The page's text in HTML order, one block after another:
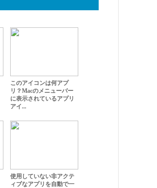
このアイコンは何アプ
リ？Macのメニューバー
に表示されているアプリ
アイ...
使用していない非アクテ
ィブなアプリを自動で一